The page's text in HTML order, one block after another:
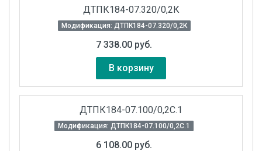
ДТПК184-07.320/0,2К
Модификация: ДТПК184-07.320/0,2К
7 338.00 руб.
В корзину
ДТПК184-07.100/0,2С.1
Модификация: ДТПК184-07.100/0,2С.1
6 108.00 руб.